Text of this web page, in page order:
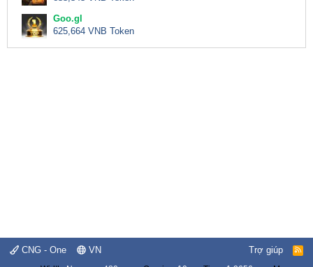
Goo.gl
625,664 VNB Token
CNG - One VN Trợ giúp
R